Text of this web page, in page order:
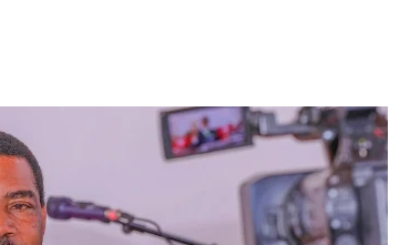
Giza Nikiwa Sijui Mwelekeo Wala Milango
Kuangamiza Heshima Na Maisha Ya Familia
Miaka Saba Bila Mafanikio, Mpaka Tiba Ya Asili
NA HUDUMA ZA TADB KWA WAKULIMA